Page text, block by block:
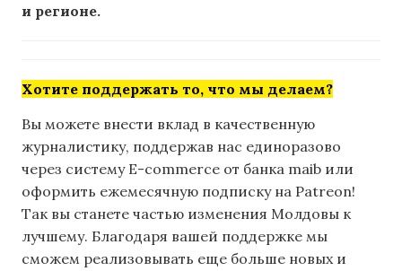
и регионе.
Хотите поддержать то, что мы делаем?
Вы можете внести вклад в качественную
журналистику, поддержав нас единоразово
через систему E-commerce от банка maib или
оформить ежемесячную подписку на Patreon!
Так вы станете частью изменения Молдовы к
лучшему. Благодаря вашей поддержке мы
сможем реализовывать еще больше новых и